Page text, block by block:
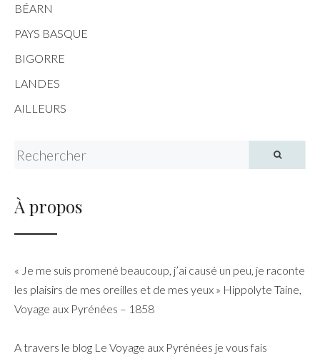
BÉARN
PAYS BASQUE
BIGORRE
LANDES
AILLEURS
Search for:
À propos
« Je me suis promené beaucoup, j’ai causé un peu, je raconte
les plaisirs de mes oreilles et de mes yeux » Hippolyte Taine,
Voyage aux Pyrénées – 1858
A travers le blog Le Voyage aux Pyrénées je vous fais